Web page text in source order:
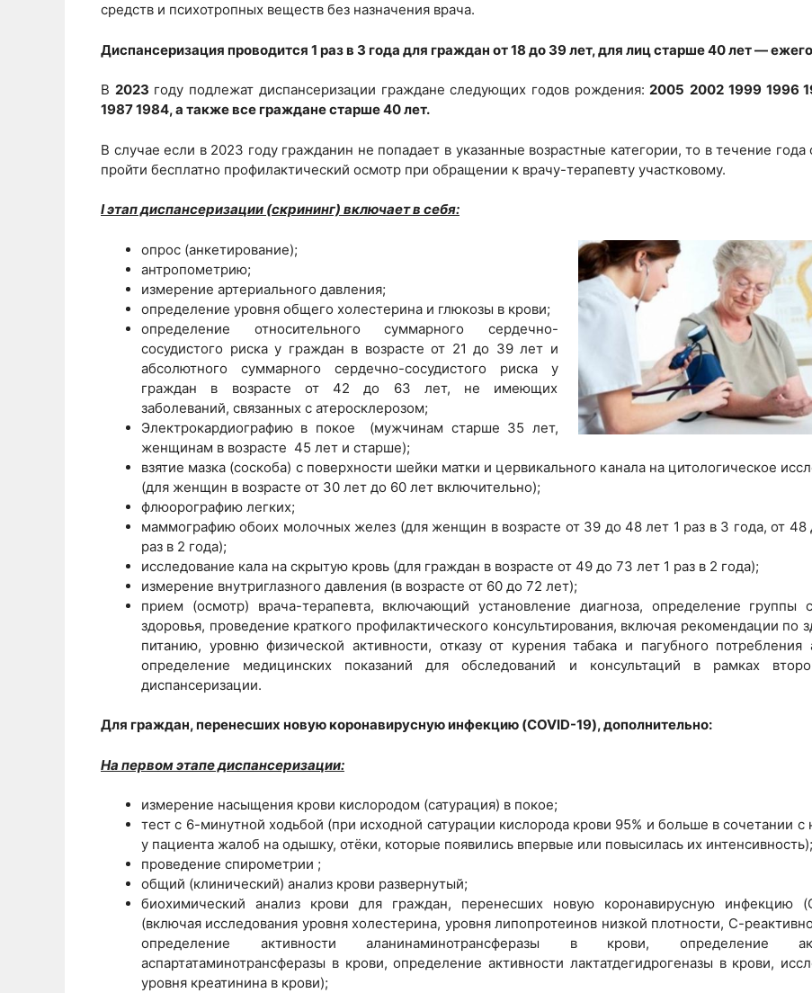
средств и психотропных веществ без назначения врача.
Диспансеризация проводится 1 раз в 3 года для граждан от 18 до 39 лет, для лиц старше 40 лет —
В 2023 году подлежат диспансеризации граждане следующих годов рождения:2005 2002 1999 1996
1987 1984, а также все граждане старше 40 лет.
В случае если в 2023 году гражданин не попадает в указанные возрастные категории, то в течение
пройти бесплатно профилактический осмотр при обращении к врачу-терапевту участковому.
I этап диспансеризации (скрининг) включает в себя:
опрос (анкетирование);
антропометрию;
измерение артериального давления;
определение уровня общего холестерина и глюкозы в крови;
определение относительного суммарного сердечно-
сосудистого риска у граждан в возрасте от 21 до 39 лет и
абсолютного суммарного сердечно-сосудистого риска у
граждан в возрасте от 42 до 63 лет, не имеющих
заболеваний, связанных с атеросклерозом;
Электрокардиографию в покое (мужчинам старше 35 лет,
женщинам в возрасте 45 лет и старше);
взятие мазка (соскоба) с поверхности шейки матки и цервикального канала на цитологическое
(для женщин в возрасте от 30 лет до 60 лет включительно);
флюорографию легких;
маммографию обоих молочных желез (для женщин в возрасте от 39 до 48 лет 1 раз в 3 года, от 48
раз в 2 года);
исследование кала на скрытую кровь (для граждан в возрасте от 49 до 73 лет 1 раз в 2 года);
измерение внутриглазного давления (в возрасте от 60 до 72 лет);
прием (осмотр) врача-терапевта, включающий установление диагноза, определение группы
здоровья, проведение краткого профилактического консультирования, включая рекомендации по
питанию, уровню физической активности, отказу от курения табака и пагубного потребления
определение медицинских показаний для обследований и консультаций в рамках
диспансеризации.
Для граждан, перенесших новую коронавирусную инфекцию (COVID-19), дополнительно:
На первом этапе диспансеризации:
измерение насыщения крови кислородом (сатурация) в покое;
тест с 6-минутной ходьбой (при исходной сатурации кислорода крови 95% и больше в сочетании с
у пациента жалоб на одышку, отёки, которые появились впервые или повысилась их интенсивность);
проведение спирометрии ;
общий (клинический) анализ крови развернутый;
биохимический анализ крови для граждан, перенесших новую коронавирусную инфекцию
(включая исследования уровня холестерина, уровня липопротеинов низкой плотности, С-
определение активности аланинаминотрансферазы в крови, определение
аспартатаминотрансферазы в крови, определение активности лактатдегидрогеназы в крови,
уровня креатинина в крови);